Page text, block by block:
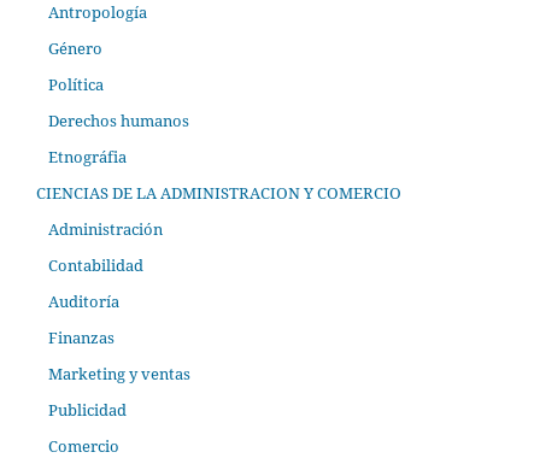
Antropología
Género
Política
Derechos humanos
Etnográfia
CIENCIAS DE LA ADMINISTRACION Y COMERCIO
Administración
Contabilidad
Auditoría
Finanzas
Marketing y ventas
Publicidad
Comercio